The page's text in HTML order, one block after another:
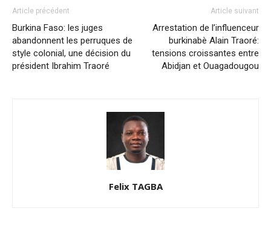
Article précédent
Burkina Faso: les juges
abandonnent les perruques de
style colonial, une décision du
président Ibrahim Traoré
Article suivant
Arrestation de l’influenceur
burkinabè Alain Traoré:
tensions croissantes entre
Abidjan et Ouagadougou
Felix TAGBA